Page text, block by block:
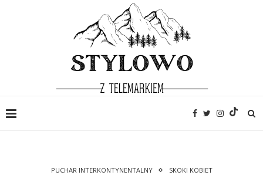
PUCHAR INTERKONTYNENTALNY SKOKI KOBIET